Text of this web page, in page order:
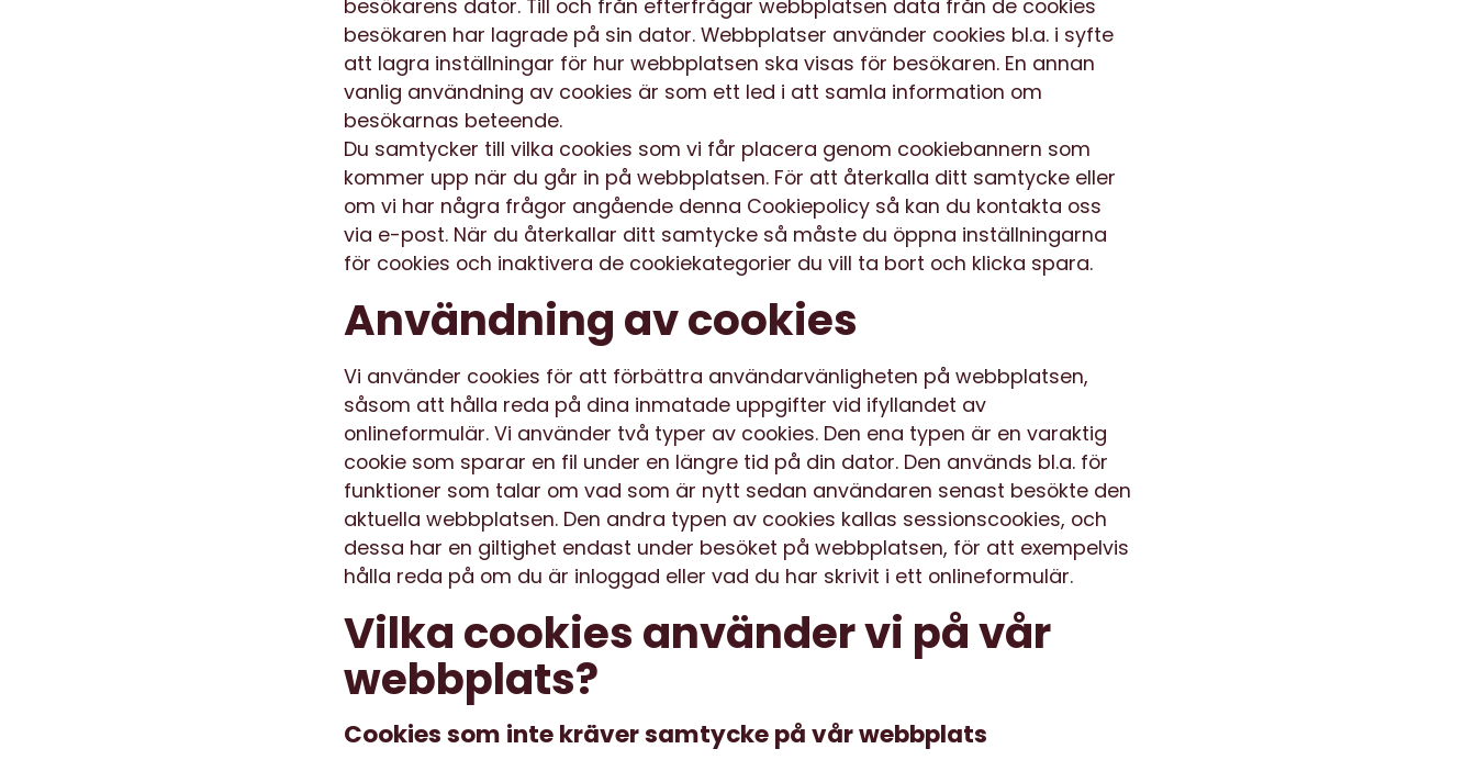
besökarens dator. Till och från efterfrågar webbplatsen data från de cookies
besökaren har lagrade på sin dator. Webbplatser använder cookies bl.a. i syfte
att lagra inställningar för hur webbplatsen ska visas för besökaren. En annan
vanlig användning av cookies är som ett led i att samla information om
besökarnas beteende.
Du samtycker till vilka cookies som vi får placera genom cookiebannern som
kommer upp när du går in på webbplatsen. För att återkalla ditt samtycke eller
om vi har några frågor angående denna Cookiepolicy så kan du kontakta oss
via e-post. När du återkallar ditt samtycke så måste du öppna inställningarna
för cookies och inaktivera de cookiekategorier du vill ta bort och klicka spara.
Användning av cookies
Vi använder cookies för att förbättra användarvänligheten på webbplatsen,
såsom att hålla reda på dina inmatade uppgifter vid ifyllandet av
onlineformulär. Vi använder två typer av cookies. Den ena typen är en varaktig
cookie som sparar en fil under en längre tid på din dator. Den används bl.a. för
funktioner som talar om vad som är nytt sedan användaren senast besökte den
aktuella webbplatsen. Den andra typen av cookies kallas sessionscookies, och
dessa har en giltighet endast under besöket på webbplatsen, för att exempelvis
hålla reda på om du är inloggad eller vad du har skrivit i ett onlineformulär.
Vilka cookies använder vi på vår
webbplats?
Cookies som inte kräver samtycke på vår webbplats